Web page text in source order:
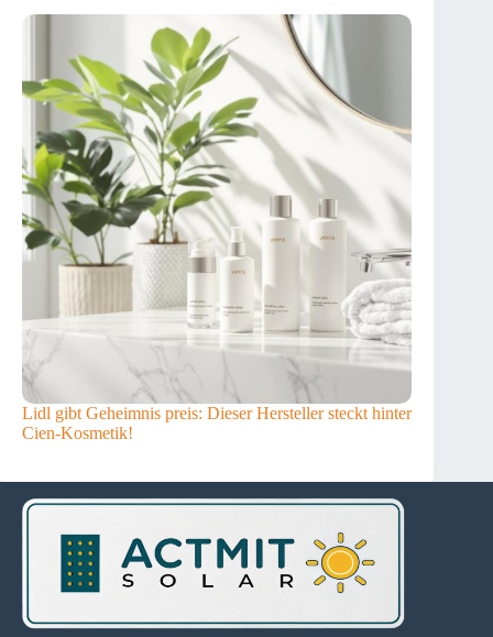
Lidl gibt Geheimnis preis: Dieser Hersteller steckt hinter
Cien-Kosmetik!